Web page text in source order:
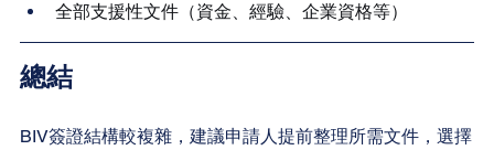
全部支援性文件（資金、經驗、企業資格等）
總結
BIV簽證結構較複雜，建議申請人提前整理所需文件，選擇